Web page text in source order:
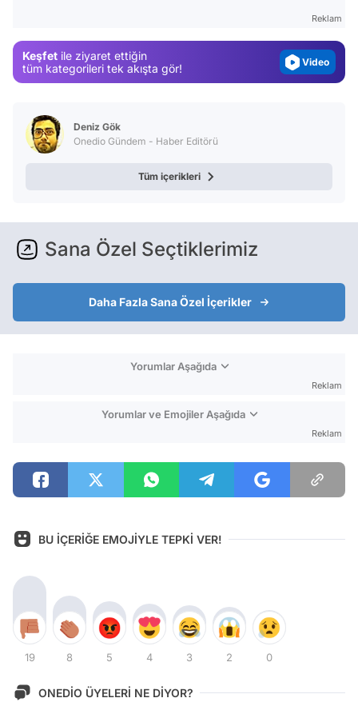
Reklam
Keşfet ile ziyaret ettiğin
tüm kategorileri tek akışta gör!
Video
Deniz Gök
Onedio Gündem - Haber Editörü
Tüm içerikleri
Sana Özel Seçtiklerimiz
Daha Fazla Sana Özel İçerikler
Yorumlar Aşağıda
Reklam
Yorumlar ve Emojiler Aşağıda
Reklam
BU İÇERİĞE EMOJİYLE TEPKİ VER!
19 8 5 4 3 2 0
ONEDİO ÜYELERİ NE DİYOR?